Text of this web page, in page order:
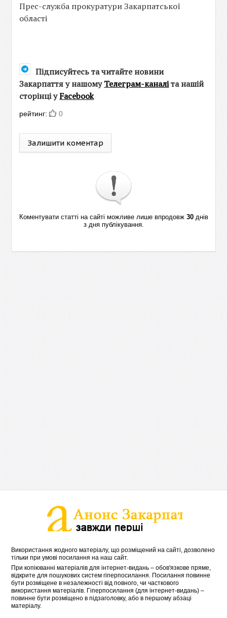
Прес-служба прокуратури Закарпатської
області
Підписуйтесь та читайте новини
Закарпаття у нашомуТелеграм-каналіта нашій
сторінці уFacebook
рейтинг: 0
Залишити коментар
Коментувати статті на сайті можливе лише впродовж 30днів
з дня публікування.
Використання жодного матеріалу, що розміщений на сайті, дозволено
тільки при умові посилання на наш сайт.
При копіюванні матеріалів для інтернет-видань – обов'язкове пряме,
відкрите для пошукових систем гіперпосилання. Посилання повинне
бути розміщене в незалежності від повного, чи часткового
використання матеріалів. Гіперпосилання (для інтернет-видань) –
повинне бути розміщено в підзаголовку, або в першому абзаці
матеріалу.